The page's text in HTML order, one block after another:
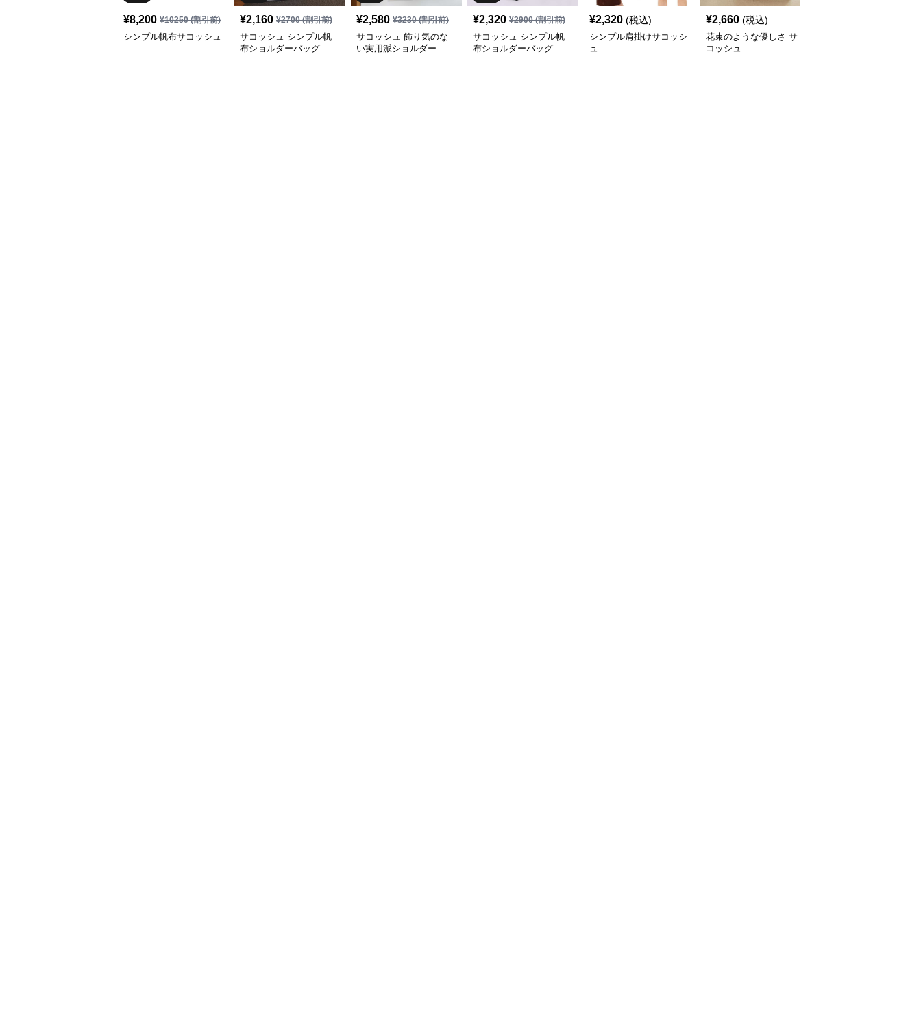
¥8,200 ¥10250(割引前)
シンプル帆布サコッシュ
¥2,160 ¥2700(割引前)
サコッシュ シンプル帆
布ショルダーバッグ
¥2,580 ¥3230(割引前)
サコッシュ 飾り気のな
い実用派ショルダー
¥2,320 ¥2900(割引前)
サコッシュ シンプル帆
布ショルダーバッグ
¥2,320 (税込)
シンプル肩掛けサコッシ
ュ
¥2,660 (税込)
花束のような優しさ サ
コッシュ